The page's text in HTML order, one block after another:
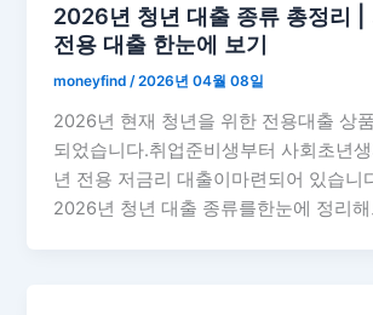
2026년 청년 대출 종류 총정리 |
전용 대출 한눈에 보기
moneyfind/2026년 04월 08일
2026년 현재 청년을 위한 전용대출 상
되었습니다.취업준비생부터 사회초년
년 전용 저금리 대출이마련되어 있습니
2026년 청년 대출 종류를한눈에 정리